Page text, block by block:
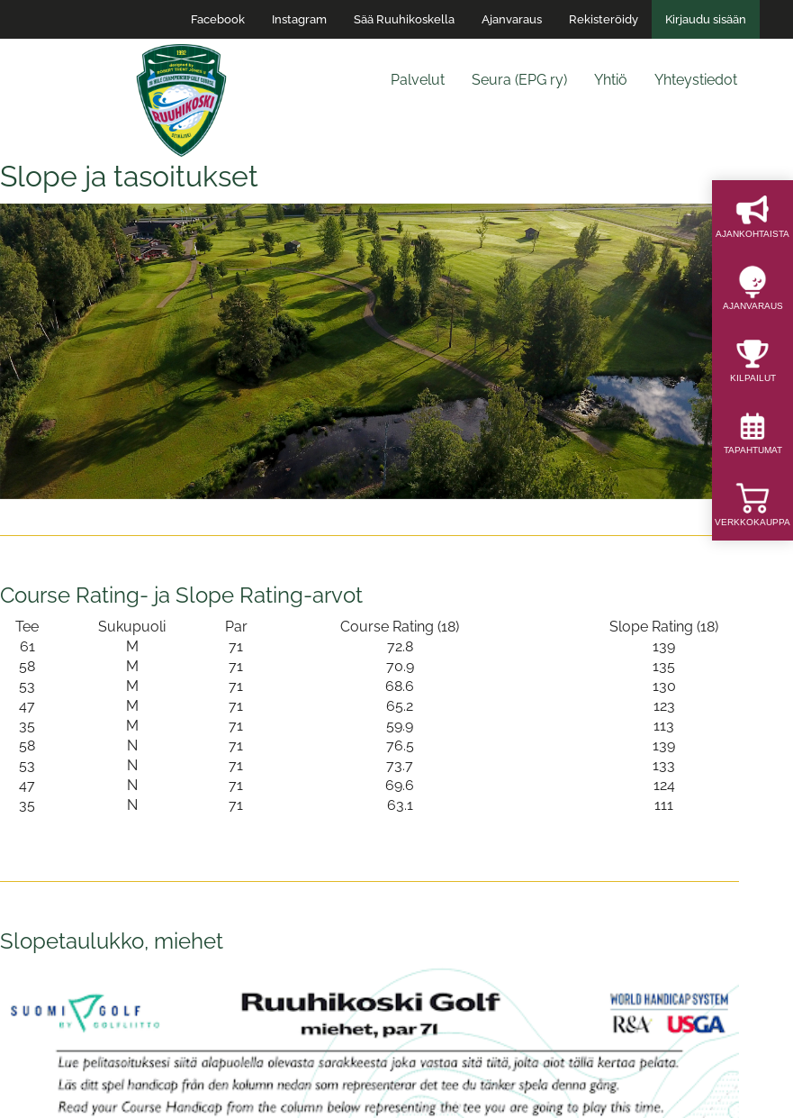
Facebook Instagram Sää Ruuhikoskella Ajanvaraus Rekisteröidy Kirjaudu sisään
Yhteystiedot
Yhtiö
Seura (EPG ry)
Palvelut
AJAN­KOHTAISTA
AJAN­VARAUS
KILPAILUT
TAPAHTUMAT
VERKKOKAUPPA
Slope ja tasoitukset
Course Rating- ja Slope Rating-arvot
Tee Sukupuoli Par Course Rating (18)
Slope Rating (18)
61
M 71 72.8
139
58
M 71 70.9
135
53
M 71 68.6
130
47
M 71 65.2
123
35
M 71 59.9
113
58
N 71 76.5
139
53
N 71 73.7
133
47
N 71 69.6
124
35
N 71 63.1 111
Slopetaulukko, miehet